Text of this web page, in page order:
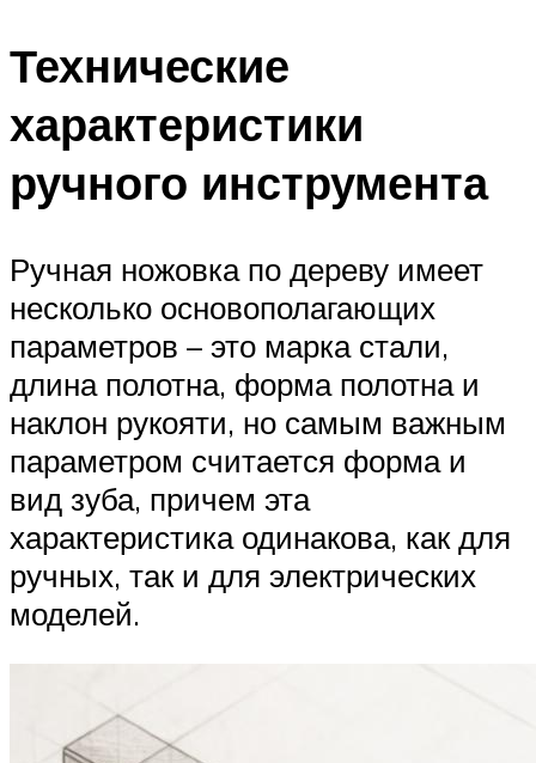
Технические
характеристики
ручного инструмента
Ручная ножовка по дереву имеет
несколько основополагающих
параметров – это марка стали,
длина полотна, форма полотна и
наклон рукояти, но самым важным
параметром считается форма и
вид зуба, причем эта
характеристика одинакова, как для
ручных, так и для электрических
моделей.